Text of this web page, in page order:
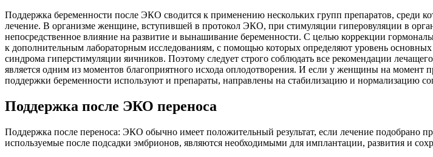
Поддержка беременности после ЭКО сводится к применению нескольких групп препаратов, среди
лечение. В организме женщине, вступившей в протокол ЭКО, при стимуляции гиперовуляции в
непосредственное влияние на развитие и вынашивание беременности. С целью коррекции
к дополнительным лабораторным исследованиям, с помощью которых определяют уровень
синдрома гиперстимуляции яичников. Поэтому следует строго соблюдать все рекомендации
является одним из моментов благоприятного исхода оплодотворения. И если у женщины на момент
поддержки беременности используют и препараты, направлены на стабилизацию и нормализацию
Поддержка после ЭКО переноса
Поддержка после переноса: ЭКО обычно имеет положительный результат, если лечение подобрано
используемые после подсадки эмбрионов, являются необходимыми для имплантации, развития и